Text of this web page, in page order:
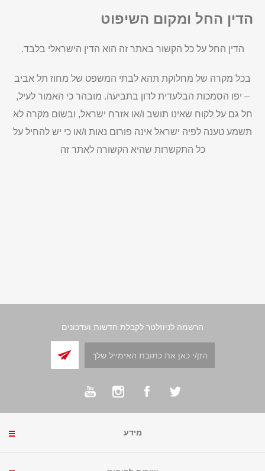
הדין החל ומקום השיפוט
הדין החל על כל הקשור באתר זה הוא הדין הישראלי בלבד.
בכל מקרה של מחלוקת תהא לבתי המשפט של מחוז תל אביב
– יפו הסמכות הבלעדית לדון בתביעה. מובהר כי האמור לעיל,
חל גם על לקוח שאינו תושב ו/או אזרח ישראל, ובשום מקרה לא
תשמע טענה לפיה ישראל אינה פורום נאות ו/או כי יש להחיל על
כל התקשרות שהיא הקשורה לאתר זה
הרשמה לניוזלטר לקבלת חדשות ועדכונים
מידע